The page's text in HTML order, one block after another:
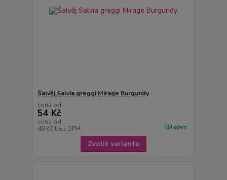
Šalvěj Salvia greggi Mirage Burgundy
cena od
54 Kč
cena od
48 Kč bez DPH Skladem
Zvolit variantu